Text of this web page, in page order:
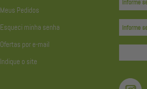
Meus Pedidos
Esqueci minha senha
Ofertas por e-mail
Indique o site